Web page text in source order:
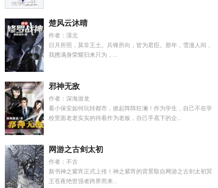
楚风云沐晴
作者：漠北
日月所照，莫非王土。兵锋所向，皆为君臣。那年，雪漫人间，
我携满身荣耀归来只为，...
邪神无敌
作者：深海游龙
看小保安如何玩转都市，掀起阵阵狂澜！作为学生，自己不在学
校里面老老实实的待着作为老板，自己手底下的企...
网游之古剑太初
作者：不古
新书神之紫宵正式上传！神之紫宵的背景取自网游之古剑太初冥
王苍夜绝世强者跨界而来...